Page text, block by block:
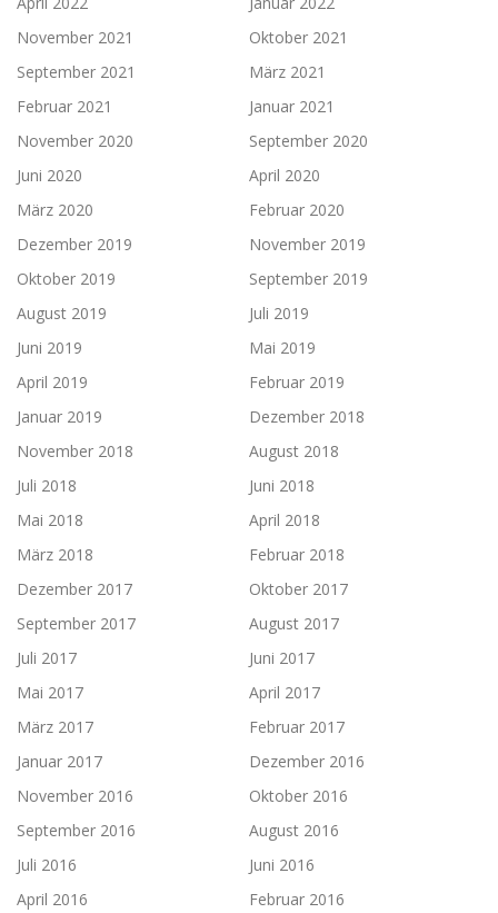
November 2021
Oktober 2021
September 2021
März 2021
Februar 2021
Januar 2021
November 2020
September 2020
Juni 2020
April 2020
März 2020
Februar 2020
Dezember 2019
November 2019
Oktober 2019
September 2019
August 2019
Juli 2019
Juni 2019
Mai 2019
April 2019
Februar 2019
Januar 2019
Dezember 2018
November 2018
August 2018
Juli 2018
Juni 2018
Mai 2018
April 2018
März 2018
Februar 2018
Dezember 2017
Oktober 2017
September 2017
August 2017
Juli 2017
Juni 2017
Mai 2017
April 2017
März 2017
Februar 2017
Januar 2017
Dezember 2016
November 2016
Oktober 2016
September 2016
August 2016
Juli 2016
Juni 2016
April 2016
Februar 2016